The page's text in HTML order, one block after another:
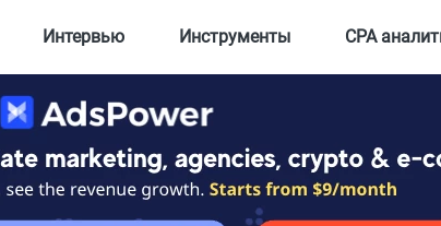
Интервью Инструменты CPA